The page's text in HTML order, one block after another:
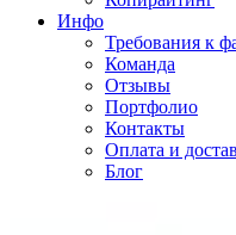
Инфо
Требования к
Команда
Отзывы
Портфолио
Контакты
Оплата и
Блог